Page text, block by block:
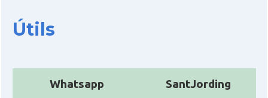
Útils
Whatsapp SantJording